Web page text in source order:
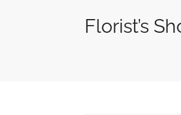
Florist’s